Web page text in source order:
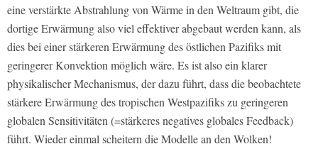
eine verstärkte Abstrahlung von Wärme in den Weltraum gibt, die
dortige Erwärmung also viel effektiver abgebaut werden kann, als
dies bei einer stärkeren Erwärmung des östlichen Pazifiks mit
geringerer Konvektion möglich wäre. Es ist also ein klarer
physikalischer Mechanismus, der dazu führt, dass die beobachtete
stärkere Erwärmung des tropischen Westpazifiks zu geringeren
globalen Sensitivitäten (=stärkeres negatives globales Feedback)
führt. Wieder einmal scheitern die Modelle an den Wolken!